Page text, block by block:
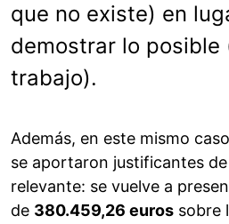
que no existe) en
demostrar lo posible
trabajo).
Además, en este mismo
se aportaron justificantes
relevante: se vuelve a
de 380.459,26 euros sobre